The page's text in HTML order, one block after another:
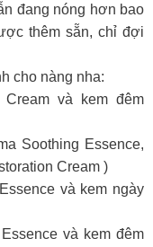
đang nóng hơn bao
thêm sẵn, chỉ đợi
cho nàng nha:
Cream và kem đêm
Soothing Essence,
Cream )
và kem ngày
và kem đêm